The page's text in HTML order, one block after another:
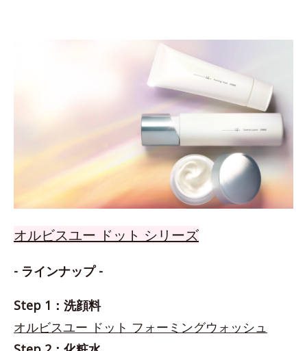
オルビスユー ドット シリーズ
- ラインナップ -
Step 1：洗顔料
オルビスユー ドット フォーミングウォッシュ